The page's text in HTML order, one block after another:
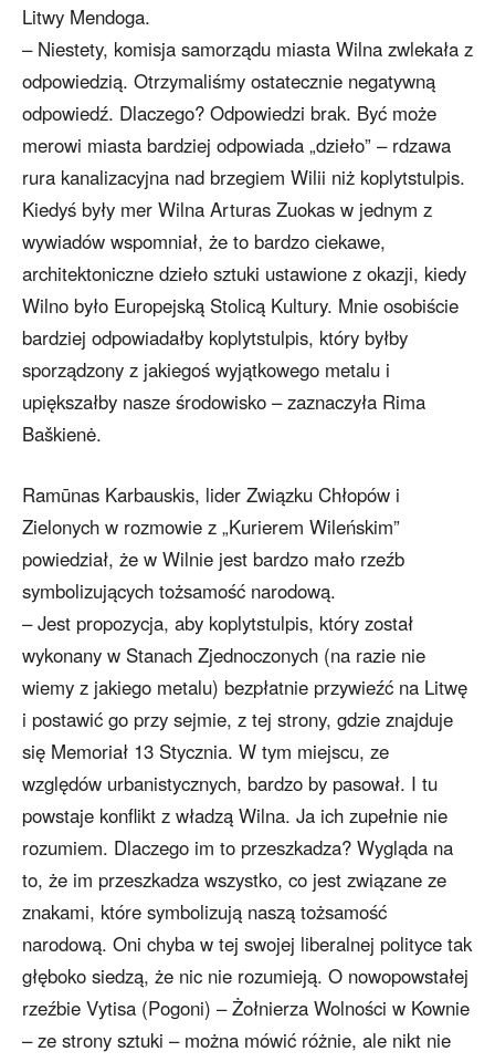
Litwy Mendoga.
– Niestety, komisja samorządu miasta Wilna zwlekała z
odpowiedzią. Otrzymaliśmy ostatecznie negatywną
odpowiedź. Dlaczego? Odpowiedzi brak. Być może
merowi miasta bardziej odpowiada „dzieło” – rdzawa
rura kanalizacyjna nad brzegiem Wilii niż koplytstulpis.
Kiedyś były mer Wilna Arturas Zuokas w jednym z
wywiadów wspomniał, że to bardzo ciekawe,
architektoniczne dzieło sztuki ustawione z okazji, kiedy
Wilno było Europejską Stolicą Kultury. Mnie osobiście
bardziej odpowiadałby koplytstulpis, który byłby
sporządzony z jakiegoś wyjątkowego metalu i
upiększałby nasze środowisko – zaznaczyła Rima
Baškienė.
Ramūnas Karbauskis, lider Związku Chłopów i
Zielonych w rozmowie z „Kurierem Wileńskim”
powiedział, że w Wilnie jest bardzo mało rzeźb
symbolizujących tożsamość narodową.
– Jest propozycja, aby koplytstulpis, który został
wykonany w Stanach Zjednoczonych (na razie nie
wiemy z jakiego metalu) bezpłatnie przywieźć na Litwę
i postawić go przy sejmie, z tej strony, gdzie znajduje
się Memoriał 13 Stycznia. W tym miejscu, ze
względów urbanistycznych, bardzo by pasował. I tu
powstaje konflikt z władzą Wilna. Ja ich zupełnie nie
rozumiem. Dlaczego im to przeszkadza? Wygląda na
to, że im przeszkadza wszystko, co jest związane ze
znakami, które symbolizują naszą tożsamość
narodową. Oni chyba w tej swojej liberalnej polityce tak
głęboko siedzą, że nic nie rozumieją. O nowopowstałej
rzeźbie Vytisa (Pogoni) – Żołnierza Wolności w Kownie
– ze strony sztuki – można mówić różnie, ale nikt nie